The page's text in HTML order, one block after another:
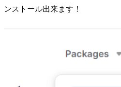
ンストール出来ます！